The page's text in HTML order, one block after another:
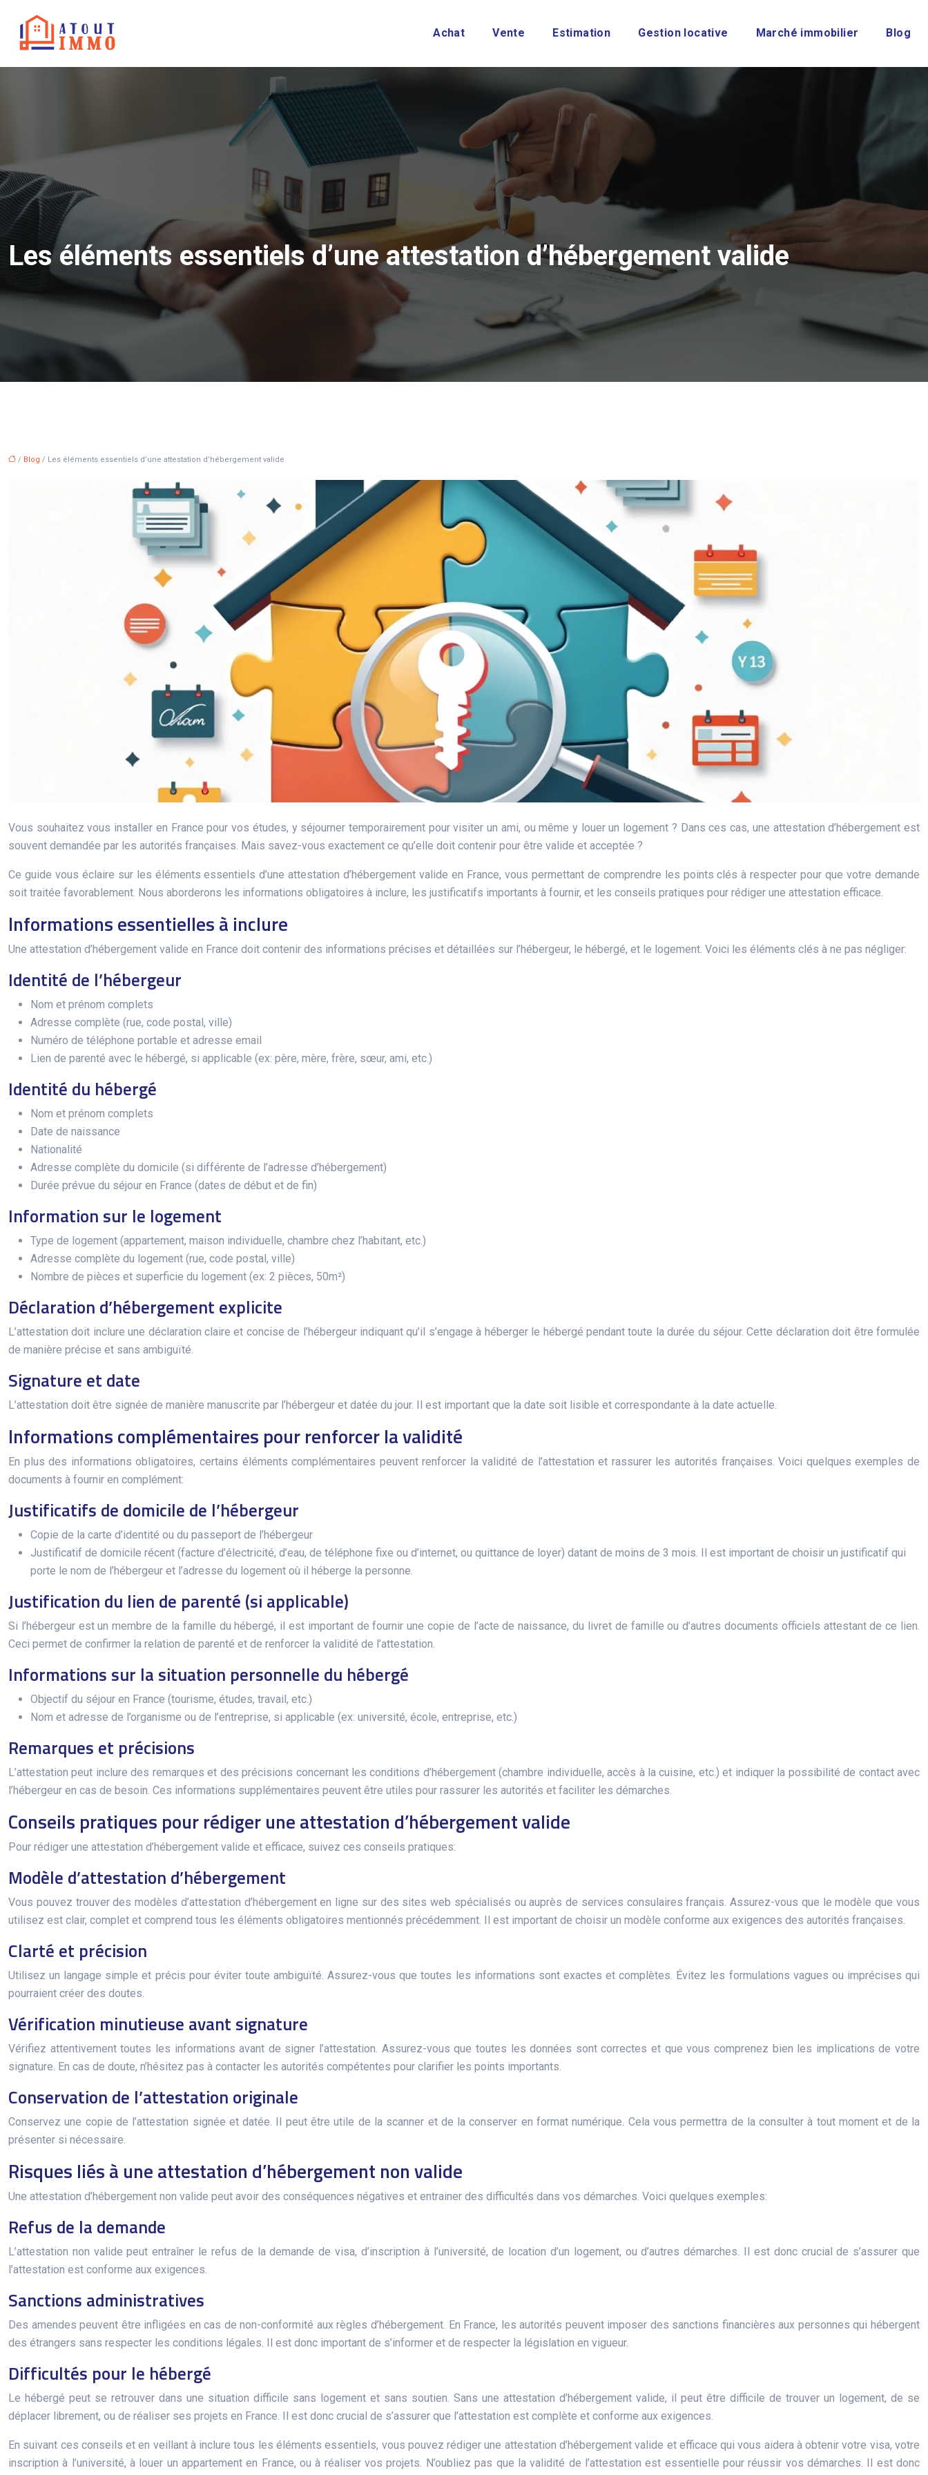
Achat Vente Estimation Gestion locative Marché immobilier Blog
Les éléments essentiels d’une attestation d’hébergement valide
/ Blog / Les éléments essentiels d’une attestation d’hébergement valide
Vous souhaitez vous installer en France pour vos études, y séjourner temporairement pour visiter un ami, ou même y louer un logement ? Dans ces cas, une attestation d’hébergement est
souvent demandée par les autorités françaises. Mais savez-vous exactement ce qu’elle doit contenir pour être valide et acceptée ?
Ce guide vous éclaire sur les éléments essentiels d’une attestation d’hébergement valide en France, vous permettant de comprendre les points clés à respecter pour que votre demande
soit traitée favorablement. Nous aborderons les informations obligatoires à inclure, les justificatifs importants à fournir, et les conseils pratiques pour rédiger une attestation efficace.
Informations essentielles à inclure
Une attestation d’hébergement valide en France doit contenir des informations précises et détaillées sur l’hébergeur, le hébergé, et le logement. Voici les éléments clés à ne pas négliger:
Identité de l’hébergeur
Nom et prénom complets
Adresse complète (rue, code postal, ville)
Numéro de téléphone portable et adresse email
Lien de parenté avec le hébergé, si applicable (ex: père, mère, frère, sœur, ami, etc.)
Identité du hébergé
Nom et prénom complets
Date de naissance
Nationalité
Adresse complète du domicile (si différente de l’adresse d’hébergement)
Durée prévue du séjour en France (dates de début et de fin)
Information sur le logement
Type de logement (appartement, maison individuelle, chambre chez l’habitant, etc.)
Adresse complète du logement (rue, code postal, ville)
Nombre de pièces et superficie du logement (ex: 2 pièces, 50m²)
Déclaration d’hébergement explicite
L’attestation doit inclure une déclaration claire et concise de l’hébergeur indiquant qu’il s’engage à héberger le hébergé pendant toute la durée du séjour. Cette déclaration doit être formulée
de manière précise et sans ambiguïté.
Signature et date
L’attestation doit être signée de manière manuscrite par l’hébergeur et datée du jour. Il est important que la date soit lisible et correspondante à la date actuelle.
Informations complémentaires pour renforcer la validité
En plus des informations obligatoires, certains éléments complémentaires peuvent renforcer la validité de l’attestation et rassurer les autorités françaises. Voici quelques exemples de
documents à fournir en complément:
Justificatifs de domicile de l’hébergeur
Copie de la carte d’identité ou du passeport de l’hébergeur
Justificatif de domicile récent (facture d’électricité, d’eau, de téléphone fixe ou d’internet, ou quittance de loyer) datant de moins de 3 mois. Il est important de choisir un justificatif qui
porte le nom de l’hébergeur et l’adresse du logement où il héberge la personne.
Justification du lien de parenté (si applicable)
Si l’hébergeur est un membre de la famille du hébergé, il est important de fournir une copie de l’acte de naissance, du livret de famille ou d’autres documents officiels attestant de ce lien.
Ceci permet de confirmer la relation de parenté et de renforcer la validité de l’attestation.
Informations sur la situation personnelle du hébergé
Objectif du séjour en France (tourisme, études, travail, etc.)
Nom et adresse de l’organisme ou de l’entreprise, si applicable (ex: université, école, entreprise, etc.)
Remarques et précisions
L’attestation peut inclure des remarques et des précisions concernant les conditions d’hébergement (chambre individuelle, accès à la cuisine, etc.) et indiquer la possibilité de contact avec
l’hébergeur en cas de besoin. Ces informations supplémentaires peuvent être utiles pour rassurer les autorités et faciliter les démarches.
Conseils pratiques pour rédiger une attestation d’hébergement valide
Pour rédiger une attestation d’hébergement valide et efficace, suivez ces conseils pratiques:
Modèle d’attestation d’hébergement
Vous pouvez trouver des modèles d’attestation d’hébergement en ligne sur des sites web spécialisés ou auprès de services consulaires français. Assurez-vous que le modèle que vous
utilisez est clair, complet et comprend tous les éléments obligatoires mentionnés précédemment. Il est important de choisir un modèle conforme aux exigences des autorités françaises.
Clarté et précision
Utilisez un langage simple et précis pour éviter toute ambiguïté. Assurez-vous que toutes les informations sont exactes et complètes. Évitez les formulations vagues ou imprécises qui
pourraient créer des doutes.
Vérification minutieuse avant signature
Vérifiez attentivement toutes les informations avant de signer l’attestation. Assurez-vous que toutes les données sont correctes et que vous comprenez bien les implications de votre
signature. En cas de doute, n’hésitez pas à contacter les autorités compétentes pour clarifier les points importants.
Conservation de l’attestation originale
Conservez une copie de l’attestation signée et datée. Il peut être utile de la scanner et de la conserver en format numérique. Cela vous permettra de la consulter à tout moment et de la
présenter si nécessaire.
Risques liés à une attestation d’hébergement non valide
Une attestation d’hébergement non valide peut avoir des conséquences négatives et entrainer des difficultés dans vos démarches. Voici quelques exemples:
Refus de la demande
L’attestation non valide peut entraîner le refus de la demande de visa, d’inscription à l’université, de location d’un logement, ou d’autres démarches. Il est donc crucial de s’assurer que
l’attestation est conforme aux exigences.
Sanctions administratives
Des amendes peuvent être infligées en cas de non-conformité aux règles d’hébergement. En France, les autorités peuvent imposer des sanctions financières aux personnes qui hébergent
des étrangers sans respecter les conditions légales. Il est donc important de s’informer et de respecter la législation en vigueur.
Difficultés pour le hébergé
Le hébergé peut se retrouver dans une situation difficile sans logement et sans soutien. Sans une attestation d’hébergement valide, il peut être difficile de trouver un logement, de se
déplacer librement, ou de réaliser ses projets en France. Il est donc crucial de s’assurer que l’attestation est complète et conforme aux exigences.
En suivant ces conseils et en veillant à inclure tous les éléments essentiels, vous pouvez rédiger une attestation d’hébergement valide et efficace qui vous aidera à obtenir votre visa, votre
inscription à l’université, à louer un appartement en France, ou à réaliser vos projets. N’oubliez pas que la validité de l’attestation est essentielle pour réussir vos démarches. Il est donc